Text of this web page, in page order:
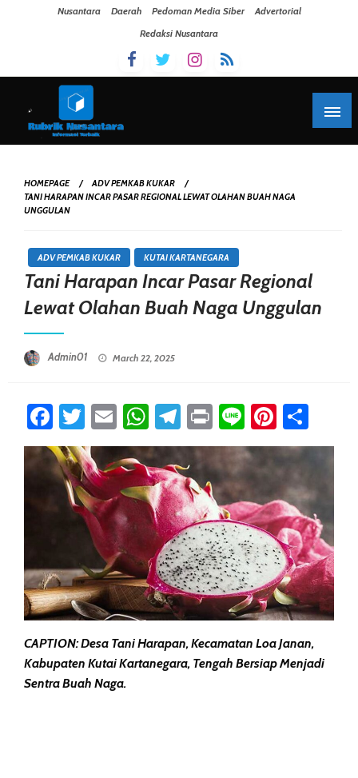
Nusantara Daerah Pedoman Media Siber
Advertorial
Redaksi Nusantara
HOMEPAGE
ADV PEMKAB KUKAR
TANI HARAPAN INCAR PASAR REGIONAL LEWAT OLAHAN BUAH NAGA
UNGGULAN
ADV PEMKAB KUKAR KUTAI KARTANEGARA
Tani Harapan Incar Pasar Regional
Lewat Olahan Buah Naga Unggulan
Admin01 March 22, 2025
Facebook
Twitter
EmailWhatsApp
Telegram
PrintLine
CAPTION: Desa Tani Harapan, Kecamatan Loa Janan,
Kabupaten Kutai Kartanegara, Tengah Bersiap Menjadi
Sentra Buah Naga.